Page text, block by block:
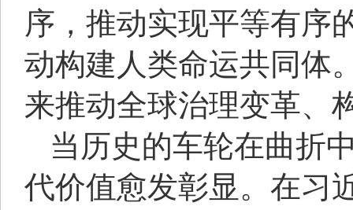
序，推动实现平等有序
动构建人类命运共同体
来推动全球治理变革、
当历史的车轮在曲折
代价值愈发彰显。在习